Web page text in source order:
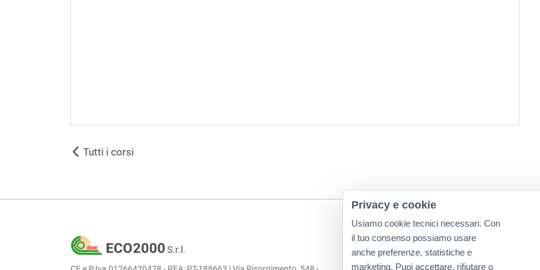
Tutti i corsi
Privacy e cookie
Usiamo cookie tecnici necessari. Con
il tuo consenso possiamo usare
anche preferenze, statistiche e
marketing. Puoi accettare, rifiutare o